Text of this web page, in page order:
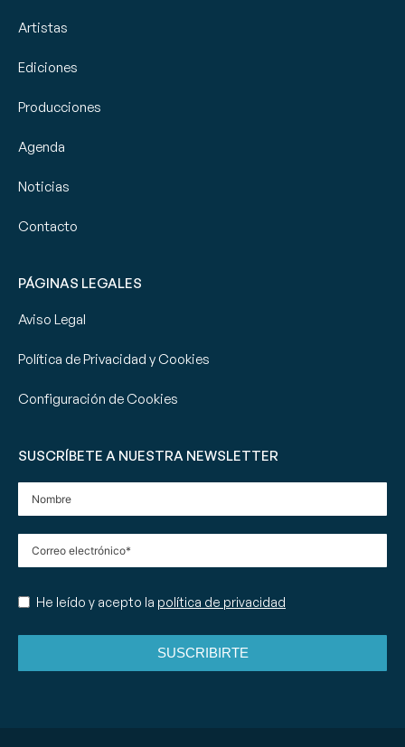
Artistas
Ediciones
Producciones
Agenda
Noticias
Contacto
PÁGINAS LEGALES
Aviso Legal
Política de Privacidad y Cookies
Configuración de Cookies
SUSCRÍBETE A NUESTRA NEWSLETTER
He leído y acepto la política de privacidad
SUSCRIBIRTE